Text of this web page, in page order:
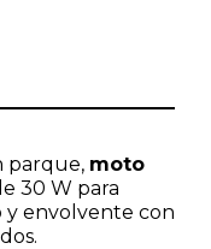
parque, moto
30 W para
y envolvente con